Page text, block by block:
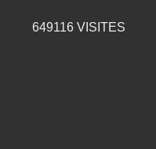
649116VISITES